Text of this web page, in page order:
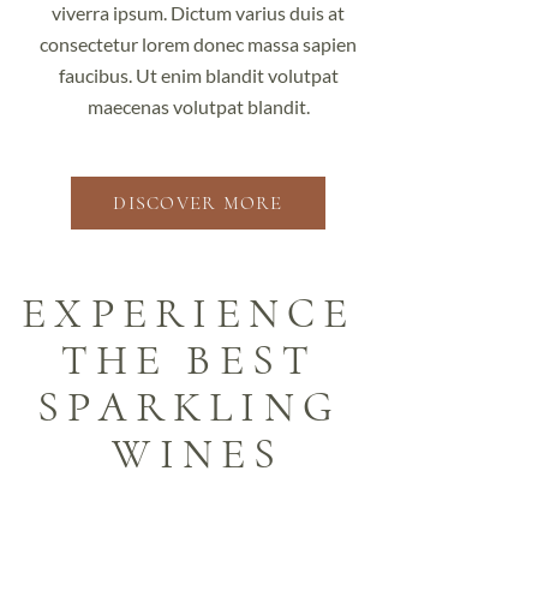
viverra ipsum. Dictum varius duis at
consectetur lorem donec massa sapien
faucibus. Ut enim blandit volutpat
maecenas volutpat blandit.
DISCOVER MORE
EXPERIENCE
THE BEST
SPARKLING
WINES